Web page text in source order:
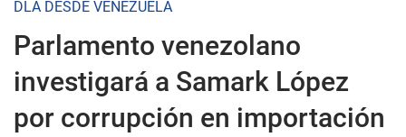
DLA DESDE VENEZUELA
Parlamento venezolano
investigará a Samark López
por corrupción en importación